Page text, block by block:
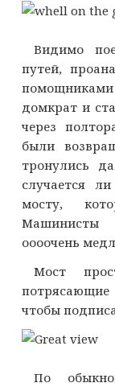
Видимо
путей,
домкрат и
через
были
тронулись
случается
мосту,
Машинисты
оооочень
Мост
чтобы
По